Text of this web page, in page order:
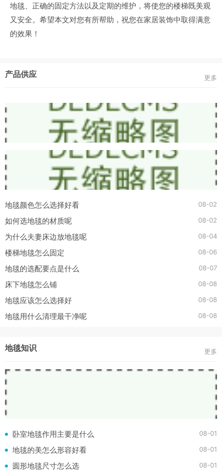
地毯、正确的固定方法以及定期的维护，将使您的楼梯既美观
又安全。希望本文对您有所帮助，祝您在家居装饰中取得满意
的效果！
产品供应 更多
地毯颜色怎么选择好看 08-02
如何选地毯的材质呢 08-02
为什么夫妻床边放地毯呢 08-04
楼梯地毯怎么固定 08-06
地毯的选配要点是什么 08-07
床下地毯怎么铺 08-08
地毯应该怎么选择好 08-08
地毯用什么清理最干净呢 08-08
地毯知识 更多
卧室地毯作用主要是什么 08-01
地毯的美怎么形容好看 08-01
圆形地毯尺寸怎么选 08-01